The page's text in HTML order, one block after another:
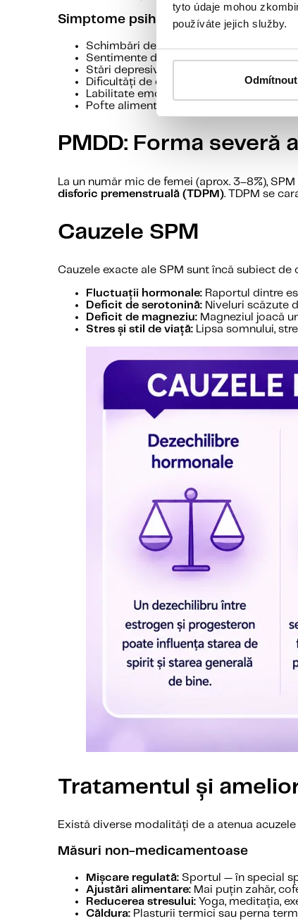
tyto údaje mohou
používáte jejich služby.
Odmítnout
Simptome psihice
Schimbări de dispoziție și iritabilitate
Sentimente de anxietate și neliniște
Stări depresive
Dificultăți de concentrare
Labilitate emoțională și tendința de a
Pofte alimentare (în special pentru dulce
PMDD: Forma severă
La un număr mic de femei (aprox. 3–8%),
disforic premenstruală (TDPM). TDPM se
Cauzele SPM
Cauzele exacte ale SPM sunt încă subiect
Fluctuații hormonale: Raportul dintre
Deficit de serotonină: Niveluri scăzute
Deficit de magneziu: Magneziul joacă
Stres și stil de viață: Lipsa somnului,
Tratamentul și
Există diverse modalități de a atenua
Măsuri non-medicamentoase
Mișcare regulată: Sportul — în special
Ajustări alimentare: Mai puțin zahăr,
Reducerea stresului: Yoga, meditația,
Căldura: Plasturii termici sau perna